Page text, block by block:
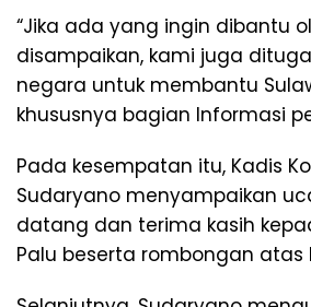
“Jika ada yang ingin dibantu
disampaikan, kami juga
negara untuk membantu
khususnya bagian Informasi
Pada kesempatan itu, Kadis
Sudaryano menyampaikan
datang dan terima kasih
Palu beserta rombongan atas